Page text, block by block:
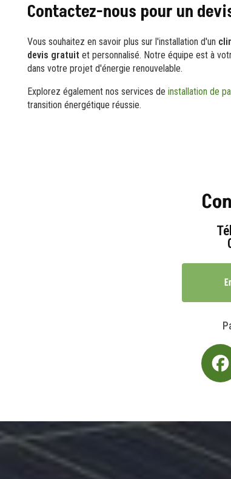
Contactez-nous pour un
Vous souhaitez en savoir plus sur l'installation d'un
devis gratuit et personnalisé. Notre équipe est à
dans votre projet d'énergie renouvelable.
Explorez également nos services de installation de
transition énergétique réussie.